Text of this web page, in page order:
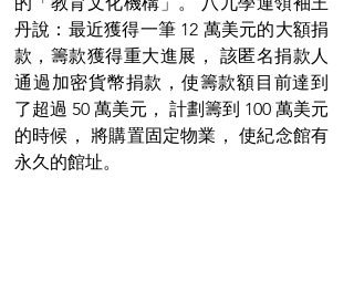
丹說：最近獲得一筆 12 萬美元的大額捐
款，籌款獲得重大進展， 該匿名捐款人
通過加密貨幣捐款，使籌款額目前達到
了超過 50 萬美元， 計劃籌到 100 萬美元
的時候， 將購置固定物業， 使紀念館有
永久的館址。